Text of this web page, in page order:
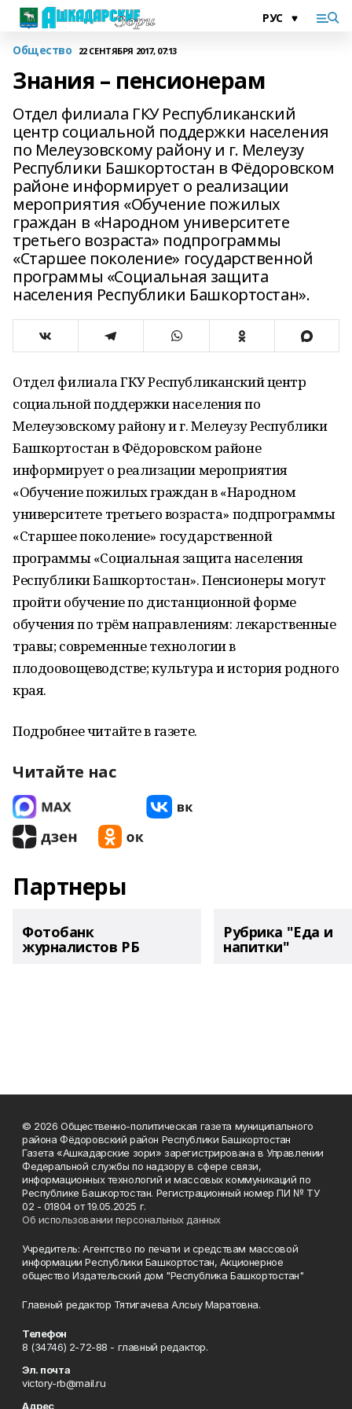
Общество 22 СЕНТЯБРЯ 2017, 07:13
Знания – пенсионерам
Отдел филиала ГКУ Республиканский
центр социальной поддержки населения
по Мелеузовскому району и г. Мелеузу
Республики Башкортостан в Фёдоровском
районе информирует о реализации
мероприятия «Обучение пожилых
граждан в «Народном университете
третьего возраста» подпрограммы
«Старшее поколение» государственной
программы «Социальная защита
населения Республики Башкортостан».
Отдел филиала ГКУ Республиканский центр
социальной поддержки населения по
Мелеузовскому району и г. Мелеузу Республики
Башкортостан в Фёдоровском районе
информирует о реализации мероприятия
«Обучение пожилых граждан в «Народном
университете третьего возраста» подпрограммы
«Старшее поколение» государственной
программы «Социальная защита населения
Республики Башкортостан». Пенсионеры могут
пройти обучение по дистанционной форме
обучения по трём направлениям: лекарственные
травы; современные технологии в
плодоовощеводстве; культура и история родного
края.
Подробнее читайте в газете.
Читайте нас
Партнеры
Фотобанк
журналистов РБ
Рубрика "Еда и
напитки"
© 2026 Общественно-политическая газета муниципального
района Фёдоровский район Республики Башкортостан
Газета «Ашкадарские зори» зарегистрирована в Управлении
Федеральной службы по надзору в сфере связи,
информационных технологий и массовых коммуникаций по
Республике Башкортостан. Регистрационный номер ПИ № ТУ
02 - 01804 от 19.05.2025 г.
Об использовании персональных данных
Учредитель: Агентство по печати и средствам массовой
информации Республики Башкортостан, Акционерное
общество Издательский дом "Республика Башкортостан"
Главный редактор Тятигачева Алсыу Маратовна.
Телефон
8 (34746) 2-72-88 - главный редактор.
Эл. почта
victory-rb@mail.ru
Адрес